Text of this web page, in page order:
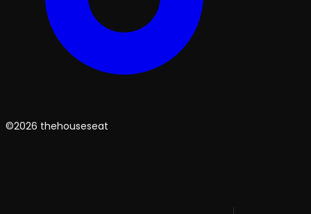
©2026 thehouseseat